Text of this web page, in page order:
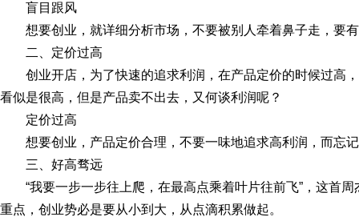
盲目跟风
想要创业，就详细分析市场，不要被别人牵着鼻子走，要
二、定价过高
创业开店，为了快速的追求利润，在产品定价的时候过高
看似是很高，但是产品卖不出去，又何谈利润呢？
定价过高
想要创业，产品定价合理，不要一味地追求高利润，而忘
三、好高骛远
“我要一步一步往上爬，在最高点乘着叶片往前飞”，这首
重点，创业势必是要从小到大，从点滴积累做起。